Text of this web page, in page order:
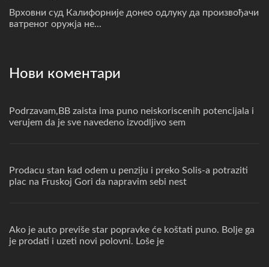
Врховни суд Калифорније донео одлуку да произвођачи
ватреног оружја не...
Нови коментари
Podrzavam,BB zaista ima puno neiskoriscenih potencijala i
verujem da je sve navedeno izvodljivo sem
Prodacu stan kad odem u penziju i preko Solis-a potraziti
plac na Fruskoj Gori da napravim sebi nest
Ako je auto previše star popravke će koštati puno. Bolje ga
je prodati i uzeti novi polovni. Loše je